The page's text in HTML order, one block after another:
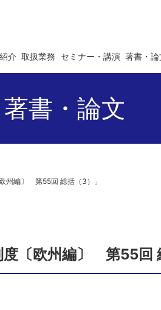
介 取扱業務 セミナー・講演 著書・論
著書・論文
州編〕 第55回 総括（3）」
〔欧州編〕 第55回